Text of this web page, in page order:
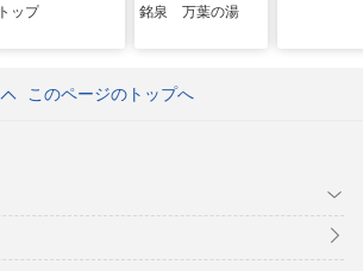
トップ
銘泉 万葉の湯
このページのトップへ